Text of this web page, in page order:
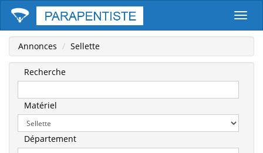
Annonces Sellette
Recherche
Matériel
Département